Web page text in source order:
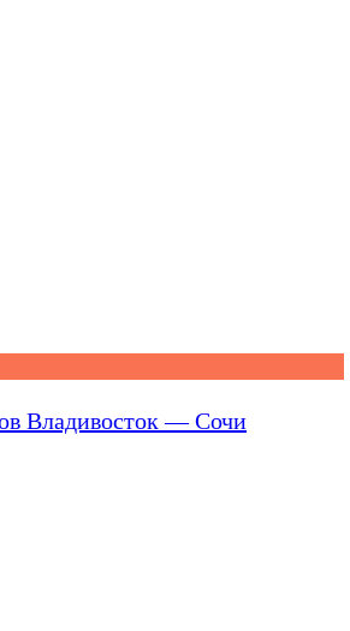
Владивосток — Сочи